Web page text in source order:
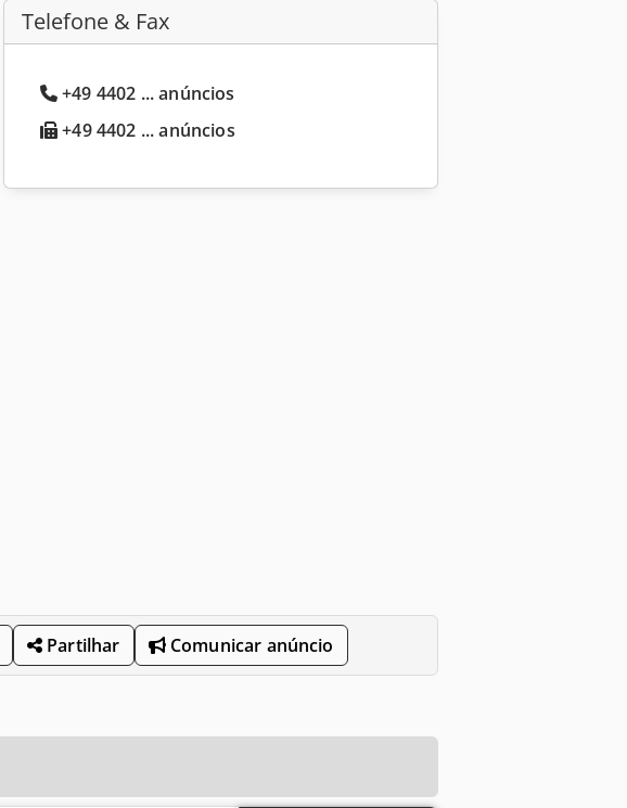
Telefone & Fax
+49 4402 ... anúncios
+49 4402 ... anúncios
Partilhar Comunicar anúncio